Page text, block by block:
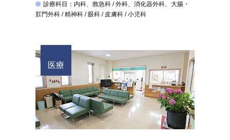
診療科目：内科、救急科 / 外科、消化器外科、大腸・
肛門外科 / 精神科 / 眼科 / 皮膚科 / 小児科
医療